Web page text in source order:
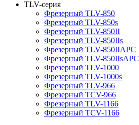
TLV-серия
Фрезерный TLV-850
Фрезерный TLV-850s
Фрезерный TLV-850II
Фрезерный TLV-850IIs
Фрезерный TLV-850IIAPC
Фрезерный TLV-850IIsAPC
Фрезерный TLV-1000
Фрезерный TLV-1000s
Фрезерный TLV-966
Фрезерный TCV-966
Фрезерный TLV-1166
Фрезерный TCV-1166